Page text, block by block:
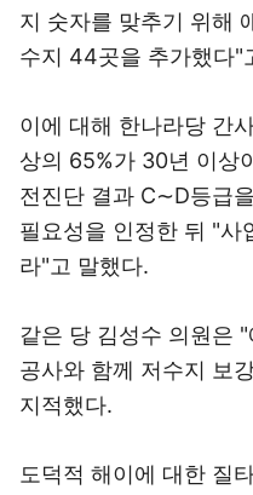
지 숫자를 맞추기 위해
수지 44곳을 추가했다"
이에 대해 한나라당 간
상의 65%가 30년 이상
전진단 결과 C∼D등급
필요성을 인정한 뒤 "사
라"고 말했다.
같은 당 김성수 의원은
공사와 함께 저수지 보
지적했다.
도덕적 해이에 대한 질